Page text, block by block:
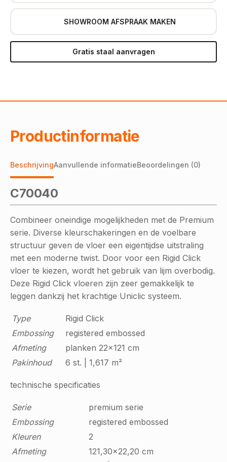
SHOWROOM AFSPRAAK MAKEN
Gratis staal aanvragen
Productinformatie
BeschrijvingAanvullende informatieBeoordelingen (0)
C70040
Combineer oneindige mogelijkheden met de Premium
serie. Diverse kleurschakeringen en de voelbare
structuur geven de vloer een eigentijdse uitstraling
met een moderne twist. Door voor een Rigid Click
vloer te kiezen, wordt het gebruik van lijm overbodig.
Deze Rigid Click vloeren zijn zeer gemakkelijk te
leggen dankzij het krachtige Uniclic systeem.
Type
Rigid Click
Embossing
registered embossed
Afmeting
planken 22x121 cm
Pakinhoud
6 st. | 1,617 m²
technische specificaties
Serie
premium serie
Embossing
registered embossed
Kleuren
2
Afmeting
121,30x22,20 cm